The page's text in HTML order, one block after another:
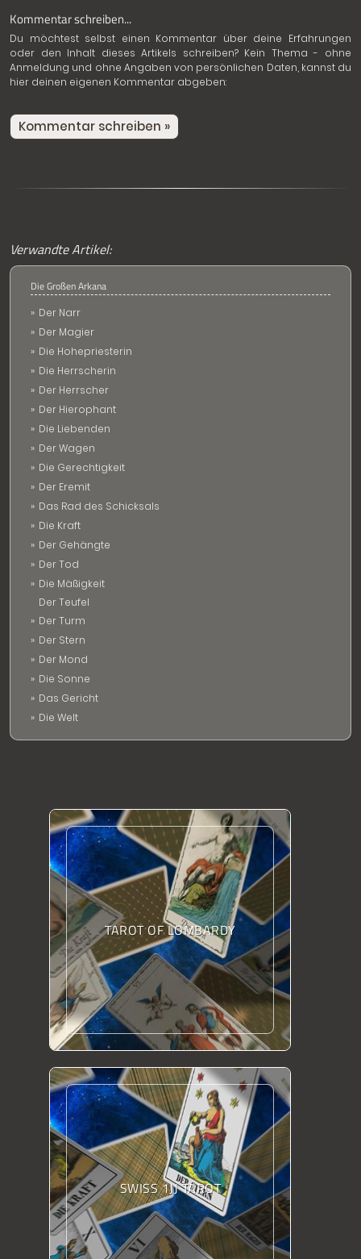
Kommentar schreiben...
Du möchtest selbst einen Kommentar über deine Erfahrungen
oder den Inhalt dieses Artikels schreiben? Kein Thema - ohne
Anmeldung und ohne Angaben von persönlichen Daten, kannst du
hier deinen eigenen Kommentar abgeben:
Kommentar schreiben »
Verwandte Artikel:
Die Großen Arkana
Der Narr
Der Magier
Die Hohepriesterin
Die Herrscherin
Der Herrscher
Der Hierophant
Die Liebenden
Der Wagen
Die Gerechtigkeit
Der Eremit
Das Rad des Schicksals
Die Kraft
Der Gehängte
Der Tod
Die Mäßigkeit
Der Teufel
Der Turm
Der Stern
Der Mond
Die Sonne
Das Gericht
Die Welt
TAROT OF LOMBARDY
SWISS 1JJ TAROT